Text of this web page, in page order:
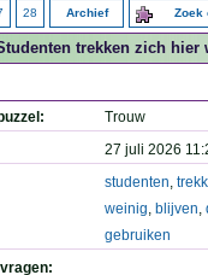
28 Archief Zoek
trekken zich hier
Trouw
27 juli 2026
studenten,
weinig, blijven,
gebruiken